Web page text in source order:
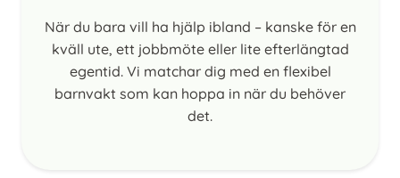
När du bara vill ha hjälp ibland – kanske för en
kväll ute, ett jobbmöte eller lite efterlängtad
egentid. Vi matchar dig med en flexibel
barnvakt som kan hoppa in när du behöver
det.